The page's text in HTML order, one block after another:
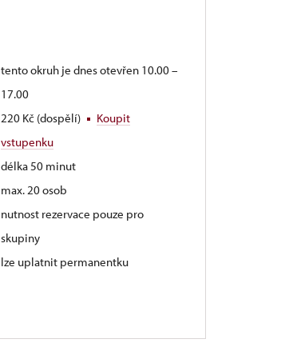
tento okruh je dnes otevřen 10.00 –
17.00
220 Kč (dospělí)
Koupit
vstupenku
délka 50 minut
max. 20 osob
nutnost rezervace pouze pro
skupiny
lze uplatnit permanentku